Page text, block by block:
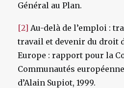
Général au Plan.
[2] Au-delà de l’emploi :
travail et devenir du droit
Europe : rapport pour la
Communautés
d’Alain Supiot, 1999.